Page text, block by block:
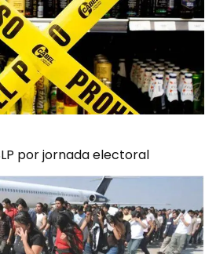
por jornada electoral